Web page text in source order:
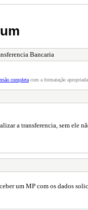
Bancaria
completa com a formatação apropriada.
a transferencia, sem ele
um MP com os dados